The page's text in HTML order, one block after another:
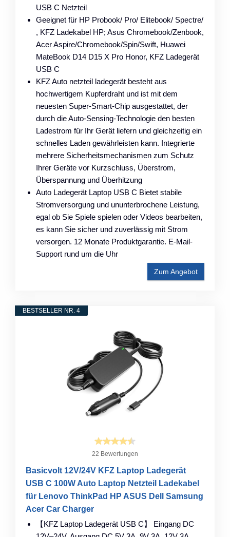
USB C Netzteil
Geeignet für HP Probook/ Pro/ Elitebook/ Spectre/
, KFZ Ladekabel HP; Asus Chromebook/Zenbook,
Acer Aspire/Chromebook/Spin/Swift, Huawei
MateBook D14 D15 X Pro Honor, KFZ Ladegerät
USB C
KFZ Auto netzteil ladegerät besteht aus
hochwertigem Kupferdraht und ist mit dem
neuesten Super-Smart-Chip ausgestattet, der
durch die Auto-Sensing-Technologie den besten
Ladestrom für Ihr Gerät liefern und gleichzeitig ein
schnelles Laden gewährleisten kann. Integrierte
mehrere Sicherheitsmechanismen zum Schutz
Ihrer Geräte vor Kurzschluss, Überstrom,
Überspannung und Überhitzung
Auto Ladegerät Laptop USB C Bietet stabile
Stromversorgung und ununterbrochene Leistung,
egal ob Sie Spiele spielen oder Videos bearbeiten,
es kann Sie sicher und zuverlässig mit Strom
versorgen. 12 Monate Produktgarantie. E-Mail-
Support rund um die Uhr
Zum Angebot
BESTSELLER NR. 4
22 Bewertungen
Basicvolt 12V/24V KFZ Laptop Ladegerät
USB C 100W Auto Laptop Netzteil Ladekabel
für Lenovo ThinkPad HP ASUS Dell Samsung
Acer Car Charger
【KFZ Laptop Ladegerät USB C】 Eingang DC